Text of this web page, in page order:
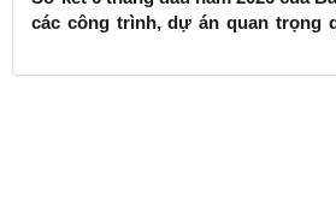
các công trình, dự án quan trọng